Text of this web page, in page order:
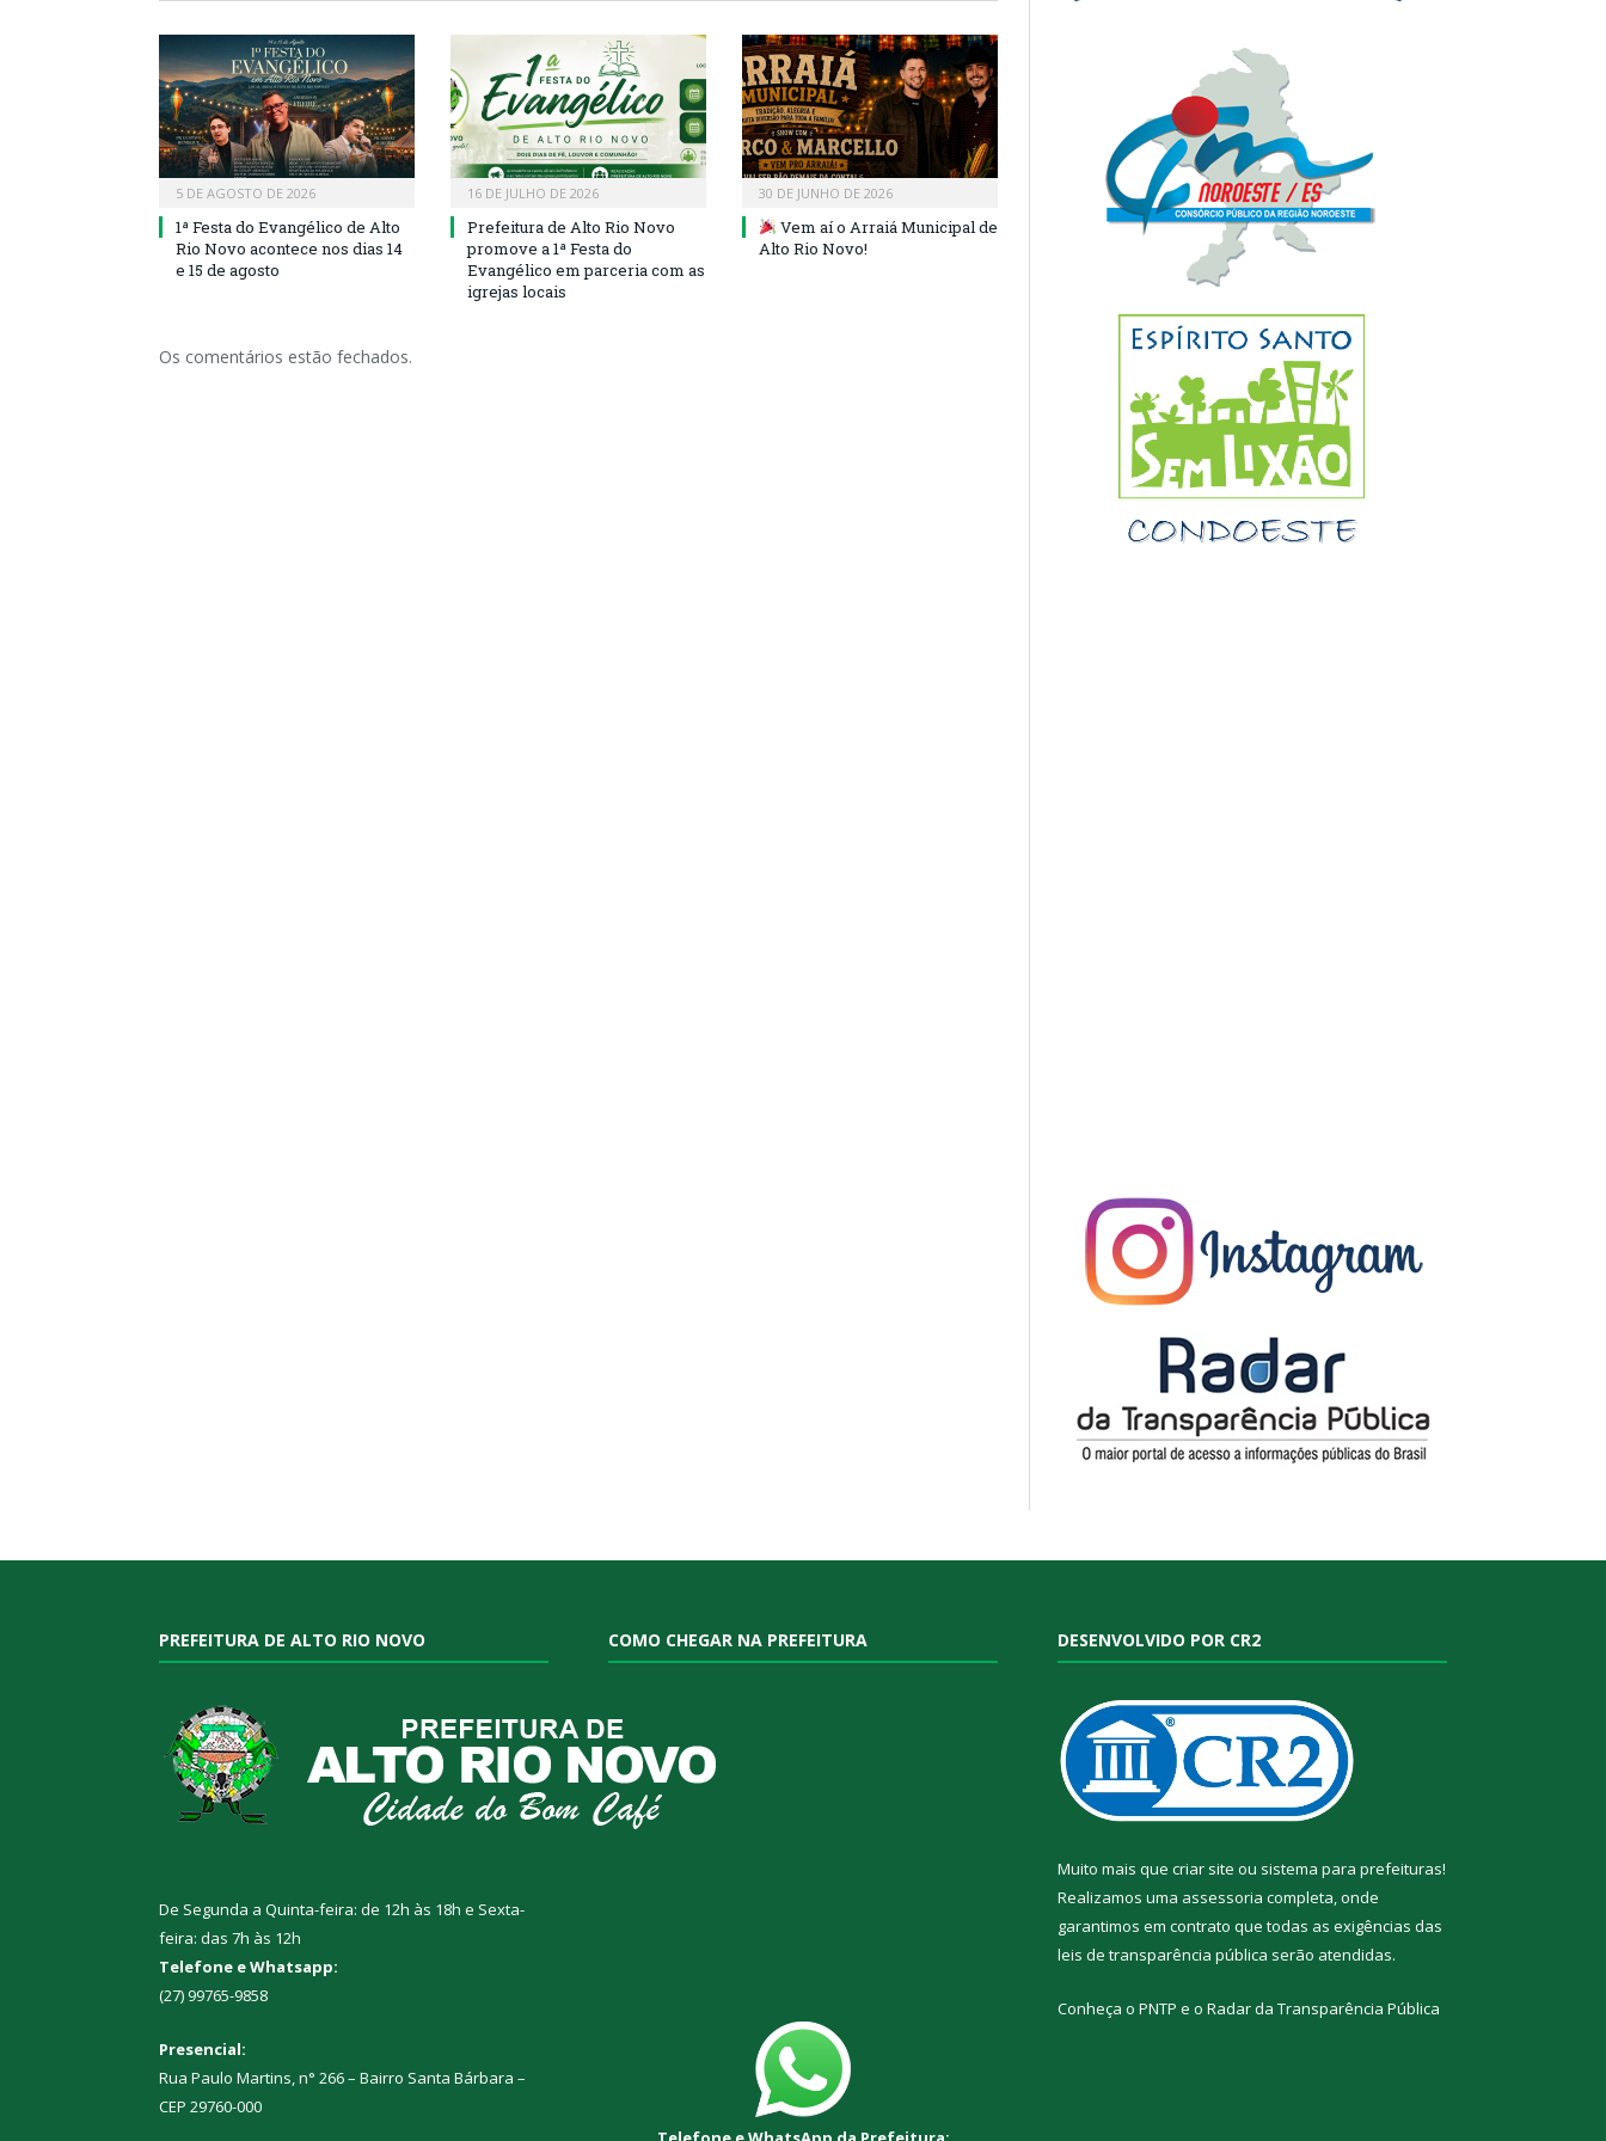
5 DE AGOSTO DE 2026
1ª Festa do Evangélico de Alto
Rio Novo acontece nos dias 14
e 15 de agosto
16 DE JULHO DE 2026
Prefeitura de Alto Rio Novo
promove a 1ª Festa do
Evangélico em parceria com as
igrejas locais
30 DE JUNHO DE 2026
Vem aí o Arraiá Municipal de
Alto Rio Novo!
Os comentários estão fechados.
PREFEITURA DE ALTO RIO NOVO
De Segunda a Quinta-feira: de 12h às 18h e Sexta-
feira: das 7h às 12h
Telefone e Whatsapp:
(27) 99765-9858
Presencial:
Rua Paulo Martins, n° 266 – Bairro Santa Bárbara –
CEP 29760-000
COMO CHEGAR NA PREFEITURA DESENVOLVIDO POR CR2
Muito mais que criar site ou sistema para prefeituras!
Realizamos uma assessoria completa, onde
garantimos em contrato que todas as exigências das
leis de transparência pública serão atendidas.
Conheça o PNTP e o Radar da Transparência Pública